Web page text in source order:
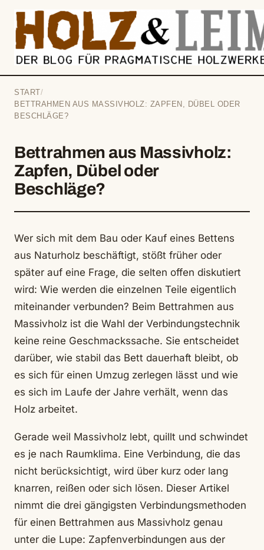
springen
START /
BETTRAHMEN AUS MASSIVHOLZ: ZAPFEN, DÜBEL ODER
BESCHLÄGE?
Bettrahmen aus Massivholz:
Zapfen, Dübel oder
Beschläge?
Wer sich mit dem Bau oder Kauf eines Bettens
aus Naturholz beschäftigt, stößt früher oder
später auf eine Frage, die selten offen diskutiert
wird: Wie werden die einzelnen Teile eigentlich
miteinander verbunden? Beim Bettrahmen aus
Massivholz ist die Wahl der Verbindungstechnik
keine reine Geschmackssache. Sie entscheidet
darüber, wie stabil das Bett dauerhaft bleibt, ob
es sich für einen Umzug zerlegen lässt und wie
es sich im Laufe der Jahre verhält, wenn das
Holz arbeitet.
Gerade weil Massivholz lebt, quillt und schwindet
es je nach Raumklima. Eine Verbindung, die das
nicht berücksichtigt, wird über kurz oder lang
knarren, reißen oder sich lösen. Dieser Artikel
nimmt die drei gängigsten Verbindungsmethoden
für einen Bettrahmen aus Massivholz genau
unter die Lupe: Zapfenverbindungen aus der